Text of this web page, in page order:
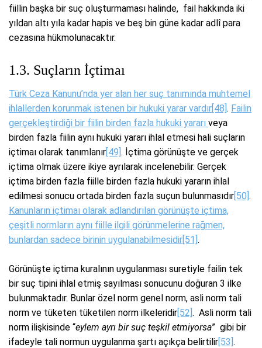
fiillin başka bir suç oluşturmaması halinde, fail hakkında iki
yıldan altı yıla kadar hapis ve beş bin güne kadar adlî para
cezasına hükmolunacaktır.
1.3. Suçların İçtimaı
Türk Ceza Kanunu’nda yer alan her suç tanımında muhtemel
ihlallerden korunmak istenen bir hukuki yarar vardır[48] . Failin
gerçekleştirdiği bir fiilin birden fazla hukuki yararı veya
birden fazla fiilin aynı hukuki yararı ihlal etmesi hali suçların
içtimaı olarak tanımlanır[49] . İçtima görünüşte ve gerçek
içtima olmak üzere ikiye ayrılarak incelenebilir. Gerçek
içtima birden fazla fiille birden fazla hukuki yararın ihlal
edilmesi sonucu ortada birden fazla suçun bulunmasıdır[50] .
Kanunların içtimaı olarak adlandırılan görünüşte içtima,
çeşitli normların aynı fiille ilgili görünmelerine rağmen,
bunlardan sadece birinin uygulanabilmesidir[51] .
Görünüşte içtima kuralının uygulanması suretiyle failin tek
bir suç tipini ihlal etmiş sayılması sonucunu doğuran 3 ilke
bulunmaktadır. Bunlar özel norm genel norm, asli norm tali
norm ve tüketen tüketilen norm ilkeleridir[52] . Asli norm tali
norm ilişkisinde “eylem ayrı bir suç teşkil etmiyorsa” gibi bir
ifadeyle tali normun uygulanma şartı açıkça belirtilir[53] .